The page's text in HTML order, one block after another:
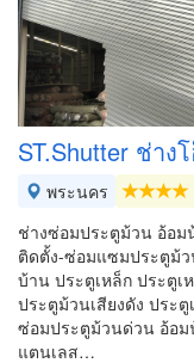
ST.Shutter ช่า
พระนคร
ช่างซ่อมประตูม้วน อ้อ
ติดตั้ง-ซ่อมแซมประตูม้
บ้าน ประตูเหล็ก ประตู
ประตูม้วนเสียงดัง ประ
ซ่อมประตูม้วนด่วน อ้อ
แตนเลส…